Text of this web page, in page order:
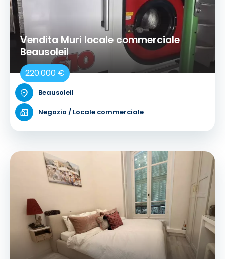
Vendita Muri locale commerciale
Beausoleil
220.000 €
Beausoleil
Negozio / Locale commerciale